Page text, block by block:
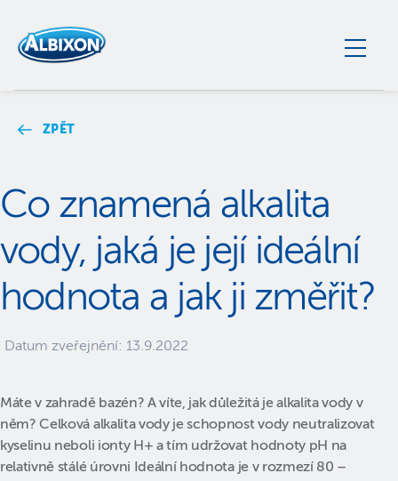
ZPĚT
Co znamená alkalita
vody, jaká je její ideální
hodnota a jak ji změřit?
Datum zveřejnění: 13.9.2022
Máte v zahradě bazén? A víte, jak důležitá je alkalita vody v
něm? Celková alkalita vody je schopnost vody neutralizovat
kyselinu neboli ionty H+ a tím udržovat hodnoty pH na
relativně stálé úrovni Ideální hodnota je v rozmezí 80 –